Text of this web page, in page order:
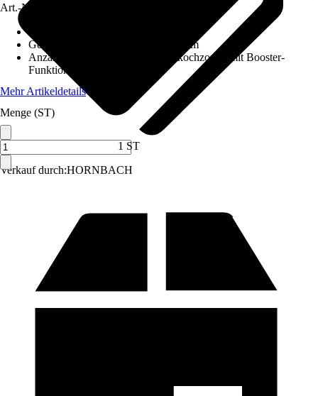
Verkauf durch:HORNBACH
Art.-Nr.
Gerätemaß (BxT)
802 mm x 522 mm
Anzahl Kochzonen
2 Induktionskochzonen mit Booster-
Funktion
Mehr Artikeldetails
Menge (ST)
1 ST